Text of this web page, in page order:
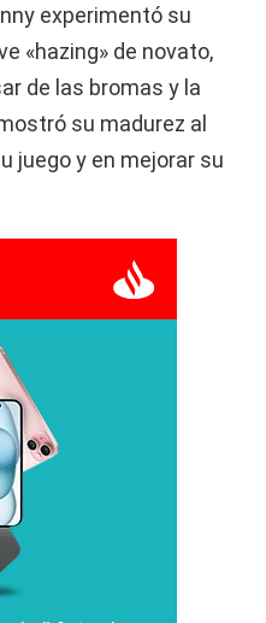
experimentó su
«hazing» de novato,
de las bromas y la
su madurez al
juego y en mejorar su